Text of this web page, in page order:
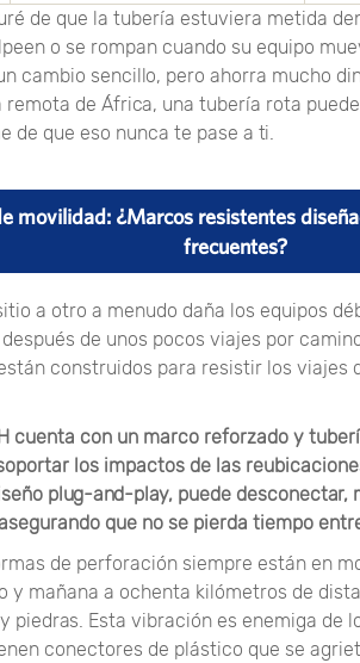
de que la tubería estuviera metida
o se rompan cuando su equipo
cambio sencillo, pero ahorra mucho
remota de África, una tubería rota
de que eso nunca te pase a ti.
movilidad: ¿Marcos resistentes
frecuentes?
a otro a menudo daña los equipos
de unos pocos viajes por
construidos para resistir los viajes
cuenta con un marco reforzado y
los impactos de las
plug-and-play, puede
que no se pierda tiempo
de perforación siempre están en
y mañana a ochenta kilómetros de
piedras. Esta vibración es enemiga de
conectores de plástico que se